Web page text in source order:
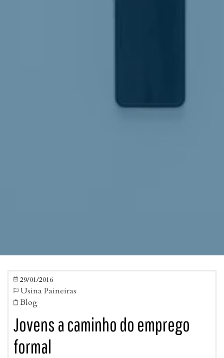
 29/01/2016
 Usina Paineiras
 Blog
Jovens a caminho do emprego
formal